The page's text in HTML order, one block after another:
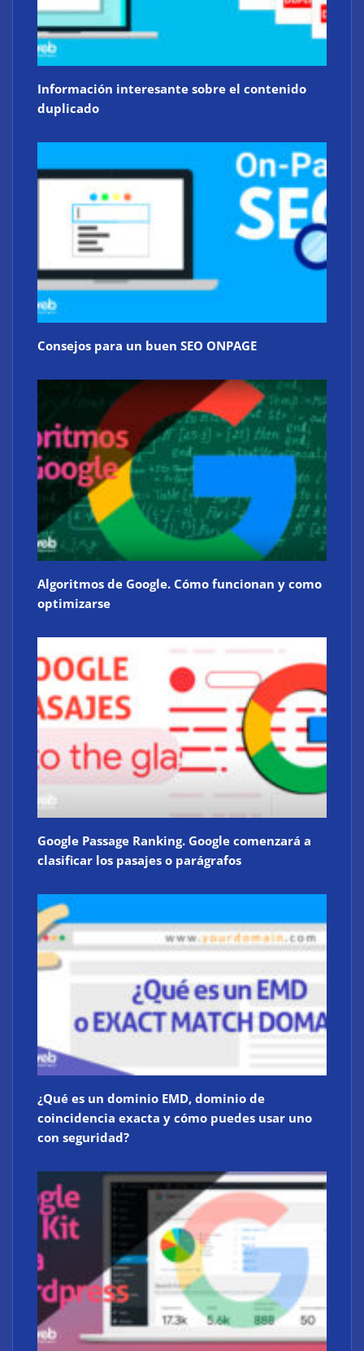
Información interesante sobre el contenido
duplicado
Consejos para un buen SEO ONPAGE
Algoritmos de Google. Cómo funcionan y como
optimizarse
Google Passage Ranking. Google comenzará a
clasificar los pasajes o parágrafos
¿Qué es un dominio EMD, dominio de
coincidencia exacta y cómo puedes usar uno
con seguridad?